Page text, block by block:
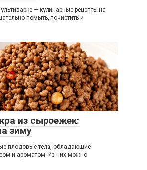
— кулинарные рецепты на
помыть, почистить и
из сыроежек:
зиму
плодовые тела, обладающие
и ароматом. Из них можно